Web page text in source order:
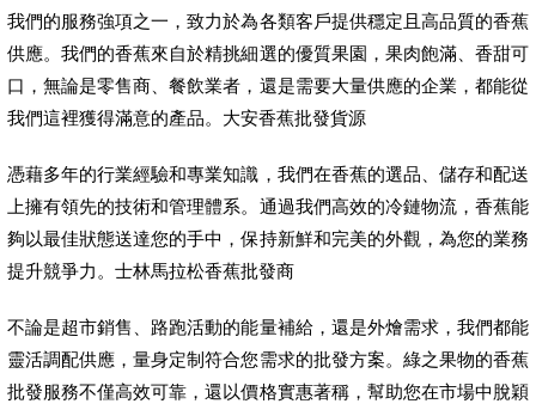
我們的服務強項之一，致力於為各類客戶提供穩定且高品質的香蕉
供應。我們的香蕉來自於精挑細選的優質果園，果肉飽滿、香甜可
口，無論是零售商、餐飲業者，還是需要大量供應的企業，都能從
我們這裡獲得滿意的產品。大安香蕉批發貨源
憑藉多年的行業經驗和專業知識，我們在香蕉的選品、儲存和配送
上擁有領先的技術和管理體系。通過我們高效的冷鏈物流，香蕉能
夠以最佳狀態送達您的手中，保持新鮮和完美的外觀，為您的業務
提升競爭力。士林馬拉松香蕉批發商
不論是超市銷售、路跑活動的能量補給，還是外燴需求，我們都能
靈活調配供應，量身定制符合您需求的批發方案。綠之果物的香蕉
批發服務不僅高效可靠，還以價格實惠著稱，幫助您在市場中脫穎